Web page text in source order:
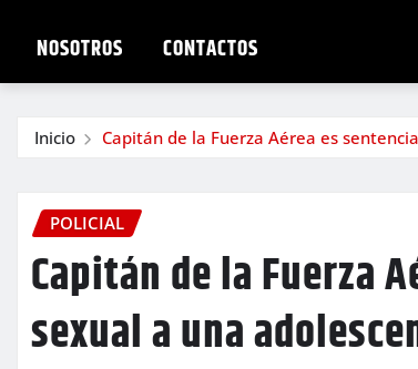
NOSOTROS CONTACTOS
Inicio Capitán de la Fuerza Aérea es
POLICIAL
Capitán de la Fuerza
sexual a una